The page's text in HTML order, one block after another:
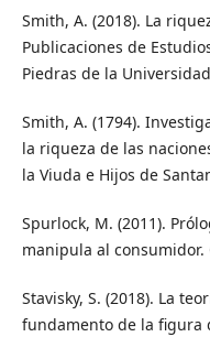
Smith, A. (2018). La
Publicaciones de
Piedras de la
Smith, A. (1794).
la riqueza de las
la Viuda e Hijos de
Spurlock, M. (2011).
manipula al consumidor.
Stavisky, S. (2018). La
fundamento de la figura